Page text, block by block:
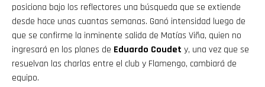
posiciona bajo los reflectores una búsqueda que se extiende
desde hace unas cuantas semanas. Ganó intensidad luego de
que se confirme la inminente salida de Matías Viña, quien no
ingresará en los planes de Eduardo Coudet y, una vez que se
resuelvan las charlas entre el club y Flamengo, cambiará de
equipo.